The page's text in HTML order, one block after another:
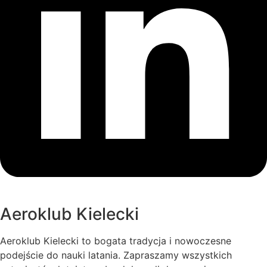
błyskawiczne i elastyczne reagowanie w sytuacjach
kryzysowych na terenie całego województwa.
Nowo zawarte partnerstwo, obok dotychczasowej,
wieloletniej współpracy z 10. Świętokrzyską Brygadą
Obrony Terytorialnej (owocującej m.in. wspólnymi
Aeroklub Kielecki
Aeroklub Kielecki to bogata tradycja i nowoczesne
podejście do nauki latania. Zapraszamy wszystkich